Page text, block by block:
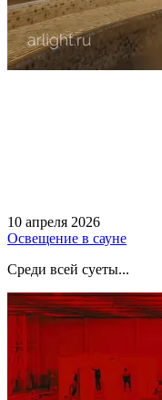
10 апреля 2026
Освещение в сауне
Среди всей суеты...